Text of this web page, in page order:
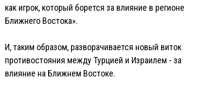
как игрок, который борется за влияние в регионе
Ближнего Востока».
И, таким образом, разворачивается новый виток
противостояния между Турцией и Израилем - за
влияние на Ближнем Востоке.